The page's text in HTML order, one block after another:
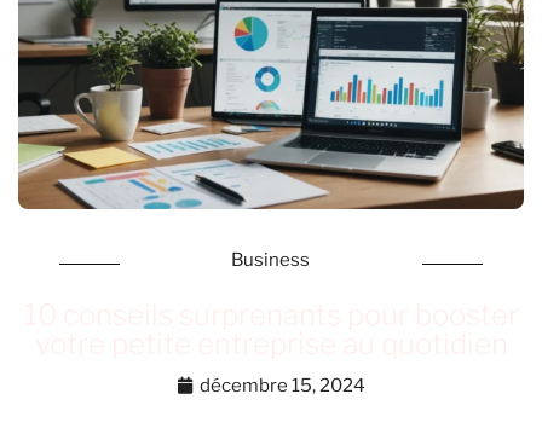
Business
décembre 15, 2024